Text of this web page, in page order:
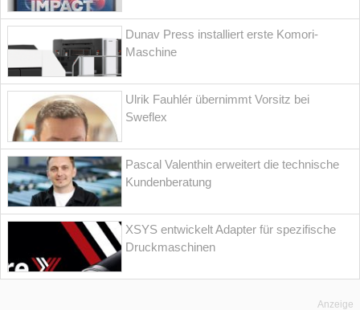
Dunav Press installiert erste Komori-
Maschine
Ulrik Fauhlér übernimmt Vorsitz bei
Sweflex
Pascal Valenthin erweitert die technische
Kundenberatung
XSYS entwickelt Adapter für spezifische
Druckmaschinen
Anzeige